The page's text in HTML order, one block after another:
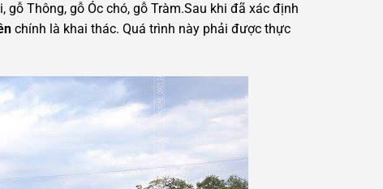
Thông, gỗ Óc chó, gỗ Tràm.Sau khi đã xác định
chính là khai thác. Quá trình này phải được thực